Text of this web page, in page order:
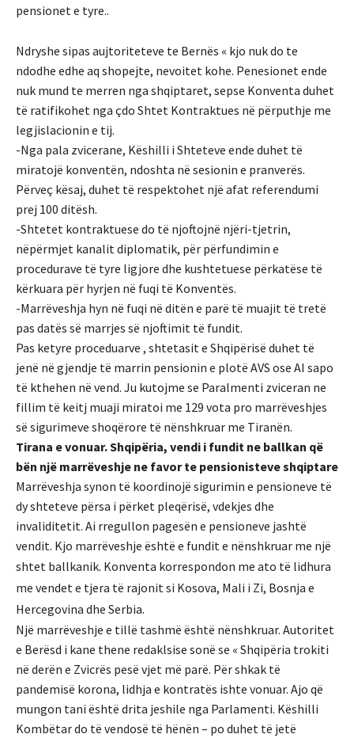
pensionet e tyre..
Ndryshe sipas aujtoriteteve te Bernës « kjo nuk do te
ndodhe edhe aq shopejte, nevoitet kohe. Penesionet ende
nuk mund te merren nga shqiptaret, sepse Konventa duhet
të ratifikohet nga çdo Shtet Kontraktues në përputhje me
legjislacionin e tij.
-Nga pala zvicerane, Këshilli i Shteteve ende duhet të
miratojë konventën, ndoshta në sesionin e pranverës.
Përveç kësaj, duhet të respektohet një afat referendumi
prej 100 ditësh.
-Shtetet kontraktuese do të njoftojnë njëri-tjetrin,
nëpërmjet kanalit diplomatik, për përfundimin e
procedurave të tyre ligjore dhe kushtetuese përkatëse të
kërkuara për hyrjen në fuqi të Konventës.
-Marrëveshja hyn në fuqi në ditën e parë të muajit të tretë
pas datës së marrjes së njoftimit të fundit.
Pas ketyre proceduarve , shtetasit e Shqipërisë duhet të
jenë në gjendje të marrin pensionin e plotë AVS ose AI sapo
të kthehen në vend. Ju kutojme se Paralmenti zviceran ne
fillim të keitj muaji miratoi me 129 vota pro marrëveshjes
së sigurimeve shoqërore të nënshkruar me Tiranën.
Tirana e vonuar. Shqipëria, vendi i fundit ne ballkan që
bën një marrëveshje ne favor te pensionisteve shqiptare
Marrëveshja synon të koordinojë sigurimin e pensioneve të
dy shteteve përsa i përket pleqërisë, vdekjes dhe
invaliditetit. Ai rregullon pagesën e pensioneve jashtë
vendit. Kjo marrëveshje është e fundit e nënshkruar me një
shtet ballkanik. Konventa korrespondon me ato të lidhura
me vendet e tjera të rajonit si Kosova, Mali i Zi, Bosnja e
Hercegovina dhe Serbia.
Një marrëveshje e tillë tashmë është nënshkruar. Autoritet
e Berësd i kane thene redaklsise sonë se « Shqipëria trokiti
në derën e Zvicrës pesë vjet më parë. Për shkak të
pandemisë korona, lidhja e kontratës ishte vonuar. Ajo që
mungon tani është drita jeshile nga Parlamenti. Këshilli
Kombëtar do të vendosë të hënën – po duhet të jetë